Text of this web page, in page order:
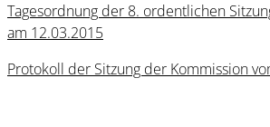
Tagesordnung der 8. ordentlichen
am 12.03.2015
Protokoll der Sitzung der Kommission